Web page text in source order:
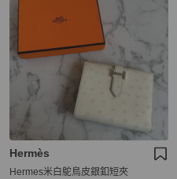
Hermès
Hermes米白鴕鳥皮銀釦短夾